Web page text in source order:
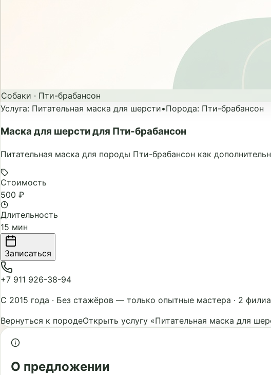
Собаки · Пти-брабансон
Услуга: Питательная маска для шерсти•Порода: Пти-брабансон
Маска для шерсти для Пти-брабансон
Питательная маска для породы Пти-брабансон как
Стоимость
500 ₽
Длительность
15 мин
Записаться
+7 911 926-38-94
С 2015 года · Без стажёров — только опытные мастера · 2
Вернуться к породеОткрыть услугу «Питательная маска для
О предложении